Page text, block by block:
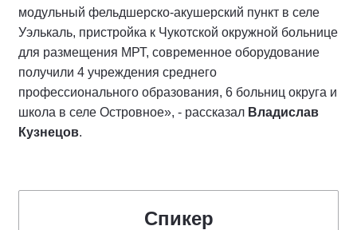
модульный фельдшерско-акушерский пункт в селе
Уэлькаль, пристройка к Чукотской окружной больнице
для размещения МРТ, современное оборудование
получили 4 учреждения среднего
профессионального образования, 6 больниц округа и
школа в селе Островное», - рассказал Владислав
Кузнецов.
Спикер